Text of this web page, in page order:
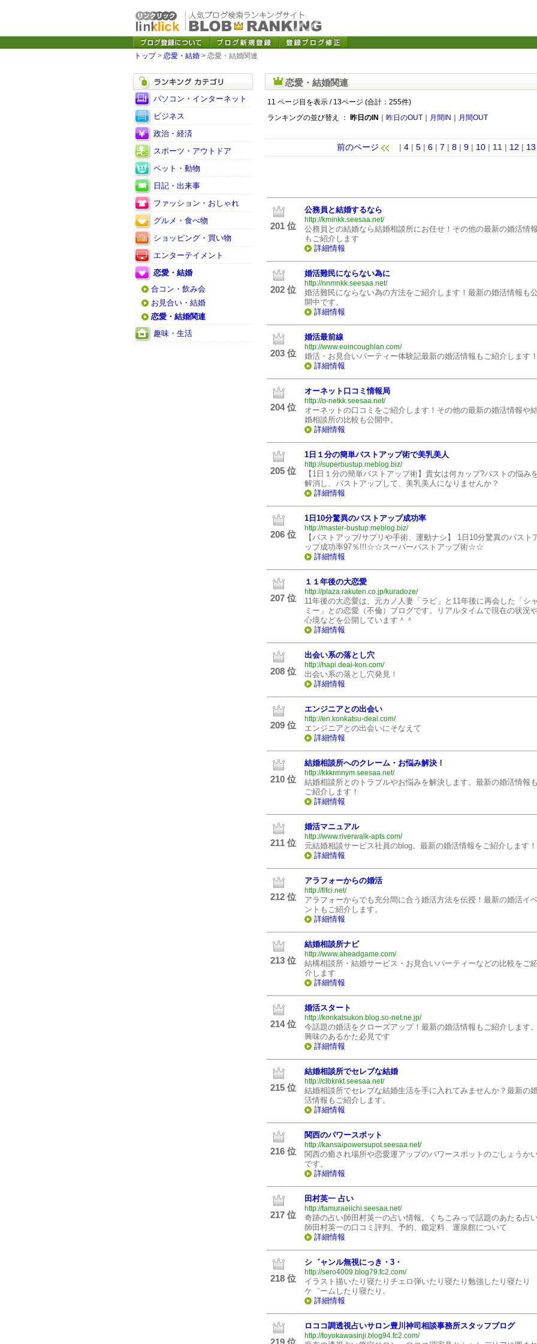
トップ> 恋愛・結婚 > 恋愛・結婚関連
パソコン・インターネット
ビジネス
政治・経済
スポーツ・アウトドア
ペット・動物
日記・出来事
ファッション・おしゃれ
グルメ・食べ物
ショッピング・買い物
エンターテイメント
恋愛・結婚
合コン・飲み会
お見合い・結婚
恋愛・結婚関連
趣味・生活
恋愛・結婚関連
11 ページ目を表示 / 13ページ (合計：255件)
ランキングの並び替え ： 昨日のIN 昨日のOUT 月間IN
月間OUT
前のページ | 4 | 5 | 6 | 7 | 8 | 9 | 10 | 11 | 12 | 13
201 位
公務員と結婚するなら
http://kminkk.seesaa.net/
公務員との結婚なら結婚相談所にお任せ！その他の最新の婚活情報
もご紹介します
詳細情報
202 位
婚活難民にならない為に
http://nnmnkk.seesaa.net/
婚活難民にならない為の方法をご紹介します！最新の婚活情報も
開中です。
詳細情報
203 位
婚活最前線
http://www.eoincoughlan.com/
婚活・お見合いパーティー体験記最新の婚活情報もご紹介します！
詳細情報
204 位
オーネット口コミ情報局
http://o-netkk.seesaa.net/
オーネットの口コミをご紹介します！その他の最新の婚活情報や
婚相談所の比較も公開中。
詳細情報
205 位
1日１分の簡単バストアップ術で美乳美人
http://superbustup.meblog.biz/
【1日１分の簡単バストアップ術】貴女は何カップ?バストの悩み
解消し、バストアップして、美乳美人になりませんか？
詳細情報
206 位
1日10分驚異のバストアップ成功率
http://master-bustup.meblog.biz/
【バストアップ/サプリや手術、運動ナシ】 1日10分驚異のバスト
ップ成功率97％!!!☆☆スーパーバストアップ術☆☆
詳細情報
207 位
１１年後の大恋愛
http://plaza.rakuten.co.jp/kuradoze/
11年後の大恋愛は、元カノ人妻「ラビ」と11年後に再会した「シャ
ミー」との恋愛（不倫）ブログです。リアルタイムで現在の状況
心境などを公開しています＾＾
詳細情報
208 位
出会い系の落とし穴
http://hapi.deai-kon.com/
出会い系の落とし穴発見！
詳細情報
209 位
エンジニアとの出会い
http://en.konkatsu-deai.com/
エンジニアとの出会いにそなえて
詳細情報
210 位
結婚相談所へのクレーム・お悩み解決！
http://kkkrmnym.seesaa.net/
結婚相談所とのトラブルやお悩みを解決します。最新の婚活情報も
ご紹介します！
詳細情報
211 位
婚活マニュアル
http://www.riverwalk-apts.com/
元結婚相談サービス社員のblog。最新の婚活情報をご紹介します！
詳細情報
212 位
アラフォーからの婚活
http://fifci.net/
アラフォーからでも充分間に合う婚活方法を伝授！最新の婚活イ
ントもご紹介します。
詳細情報
213 位
結婚相談所ナビ
http://www.aheadgame.com/
結構相談所・結婚サービス・お見合いパーティーなどの比較をご紹
介します
詳細情報
214 位
婚活スタート
http://konkatsukon.blog.so-net.ne.jp/
今話題の婚活をクローズアップ！最新の婚活情報もご紹介します。
興味のあるかた必見です
詳細情報
215 位
結婚相談所でセレブな結婚
http://clbknkt.seesaa.net/
結婚相談所でセレブな結婚生活を手に入れてみませんか？最新の
活情報もご紹介します。
詳細情報
216 位
関西のパワースポット
http://kansaipowersupot.seesaa.net/
関西の癒され場所や恋愛運アップのパワースポットのごしょうか
です。
詳細情報
217 位
田村英一 占い
http://tamuraeiichi.seesaa.net/
奇跡の占い師田村英一の占い情報。くちこみっで話題のあたる占
師田村英一の口コミ評判、予約、鑑定料、運泉館について
詳細情報
218 位
シ゛ャンル無視にっき・3・
http://sero4009.blog79.fc2.com/
イラスト描いたり寝たりチェロ弾いたり寝たり勉強したり寝たり
ケ゛ームしたり寝たり。
詳細情報
219 位
ロココ調透視占いサロン豊川神司相談事務所スタッフブログ
http://toyokawasinji.blog94.fc2.com/